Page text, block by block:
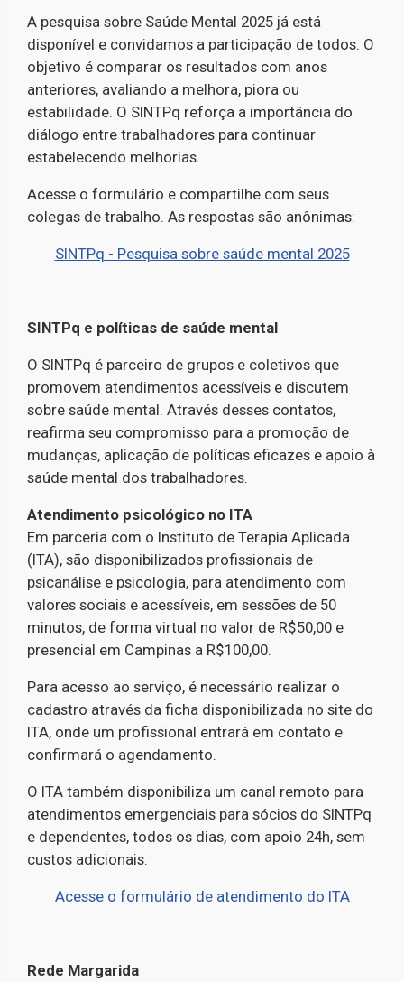
A pesquisa sobre Saúde Mental 2025 já está
disponível e convidamos a participação de todos. O
objetivo é comparar os resultados com anos
anteriores, avaliando a melhora, piora ou
estabilidade. O SINTPq reforça a importância do
diálogo entre trabalhadores para continuar
estabelecendo melhorias.
Acesse o formulário e compartilhe com seus
colegas de trabalho. As respostas são anônimas:
SINTPq - Pesquisa sobre saúde mental 2025
SINTPq e políticas de saúde mental
O SINTPq é parceiro de grupos e coletivos que
promovem atendimentos acessíveis e discutem
sobre saúde mental. Através desses contatos,
reafirma seu compromisso para a promoção de
mudanças, aplicação de políticas eficazes e apoio à
saúde mental dos trabalhadores.
Atendimento psicológico no ITA
Em parceria com o Instituto de Terapia Aplicada
(ITA), são disponibilizados profissionais de
psicanálise e psicologia, para atendimento com
valores sociais e acessíveis, em sessões de 50
minutos, de forma virtual no valor de R$50,00 e
presencial em Campinas a R$100,00.
Para acesso ao serviço, é necessário realizar o
cadastro através da ficha disponibilizada no site do
ITA, onde um profissional entrará em contato e
confirmará o agendamento.
O ITA também disponibiliza um canal remoto para
atendimentos emergenciais para sócios do SINTPq
e dependentes, todos os dias, com apoio 24h, sem
custos adicionais.
Acesse o formulário de atendimento do ITA
Rede Margarida